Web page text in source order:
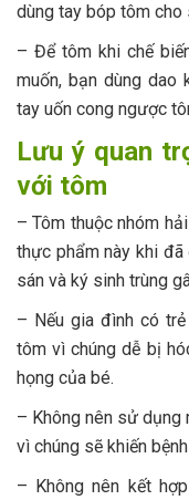
dùng tay bóp tôm cho
– Để tôm khi chế
muốn, bạn dùng dao
tay uốn cong ngược
Lưu ý quan
với tôm
– Tôm thuộc nhóm
thực phẩm này khi
sán và ký sinh trùng
– Nếu gia đình có
tôm vì chúng dễ bị
họng của bé.
– Không nên sử dụng
vì chúng sẽ khiến
– Không nên kết